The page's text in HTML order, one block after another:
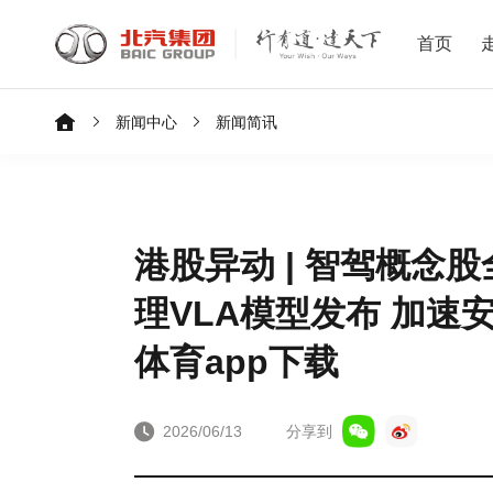
首页
新闻中心 新闻简讯
港股异动 | 智驾概念
理VLA模型发布 加速
体育app下载
2026/06/13 分享到